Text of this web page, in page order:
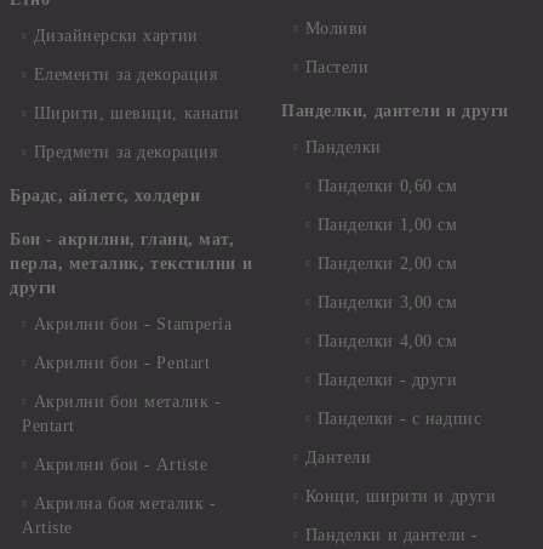
Дизайнерски хартии
Елементи за декорация
Ширити, шевици, канапи
Предмети за декорация
Брадс, айлетс, холдери
Бои - акрилни, гланц, мат,
перла, металик, текстилни и
други
Акрилни бои - Stamperia
Акрилни бои - Pentart
Акрилни бои металик -
Pentart
Акрилни бои - Artiste
Акрилна боя металик -
Artiste
Моливи
Пастели
Панделки, дантели и други
Панделки
Панделки 0,60 см
Панделки 1,00 см
Панделки 2,00 см
Панделки 3,00 см
Панделки 4,00 см
Панделки - други
Панделки - с надпис
Дантели
Конци, ширити и други
Панделки и дантели -